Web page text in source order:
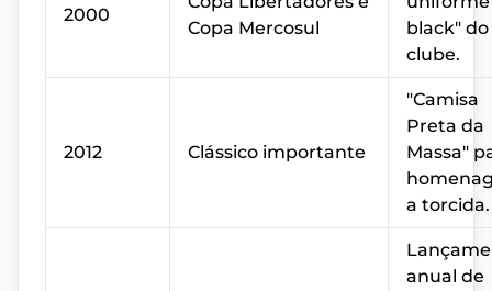
2000
Copa Mercosul
black" do
clube.
2012 Clássico importante
"Camisa
Preta da
Massa"
a torcida.
anual de